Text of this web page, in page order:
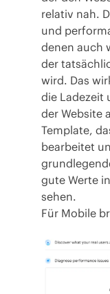
relativ nah.
und
denen auch
der
wird. Das
die Ladezeit
der Website
Template,
bearbeitet
gute Werte
sehen.
Für Mobile